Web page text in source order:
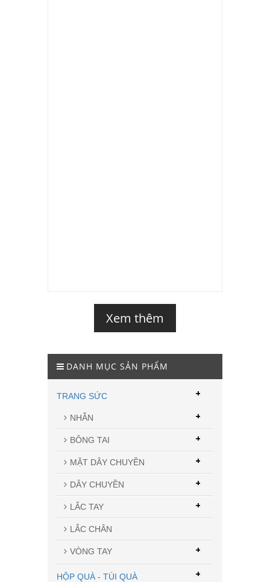
Xem thêm
DANH MỤC SẢN PHẨM
TRANG SỨC
NHẪN +
BÔNG TAI +
MẶT DÂY CHUYỀN +
DÂY CHUYỀN +
LẮC TAY +
LẮC CHÂN
VÒNG TAY +
+
HỘP QUÀ - TÚI QUÀ +